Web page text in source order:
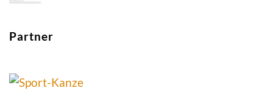
Partner